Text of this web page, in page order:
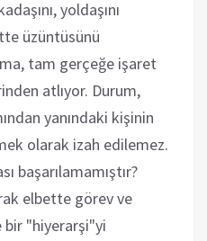
yoldaşını
üzüntüsünü
tam gerçeğe işaret
atlıyor. Durum,
yanındaki kişinin
olarak izah edilemez.
başarılamamıştır?
elbette görev ve
bir "hiyerarşi"yi